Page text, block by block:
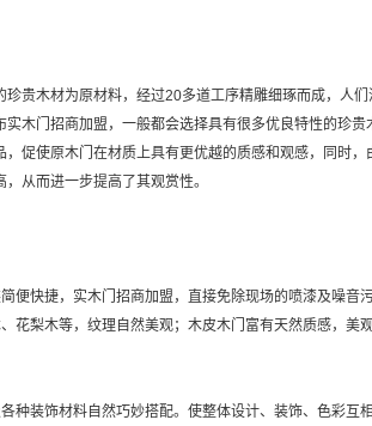
贵木材为原材料，经过20多道工序精雕细琢而成，人
木门招商加盟，一般都会选择具有很多优良特性的珍贵
促使原木门在材质上具有更优越的质感和观感，同时，
从而进一步提高了其观赏性。
便快捷，实木门招商加盟，直接免除现场的喷漆及噪音污
花梨木等，纹理自然美观；木皮木门富有天然质感，美观
种装饰材料自然巧妙搭配。使整体设计、装饰、色彩互